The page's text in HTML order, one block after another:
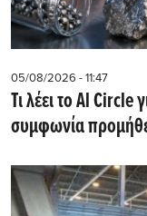
05/08/2026 - 11:47
Τι λέει το Al Circle
συμφωνία